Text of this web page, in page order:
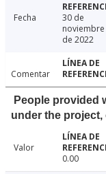
Fecha
30 de
noviembre
de 2022
Comentar
People provided
under the project,
Valor
0.00